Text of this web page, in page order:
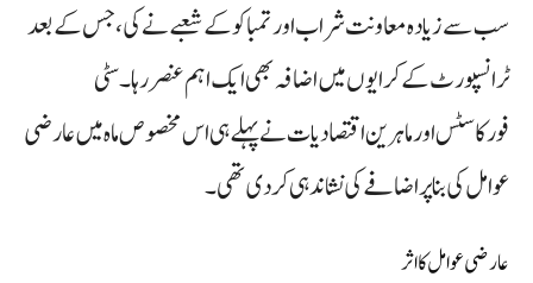
سب سے زیادہ معاونت شراب اور تمباکو کے شعبے نے کی، جس کے بعد
ٹرانسپورٹ کے کرایوں میں اضافہ بھی ایک اہم عنصر رہا۔ سٹی
فورکاسٹس اور ماہرین اقتصادیات نے پہلے ہی اس مخصوص ماہ میں عارضی
عوامل کی بنا پر اضافے کی نشاندہی کر دی تھی۔
عارضی عوامل کا اثر